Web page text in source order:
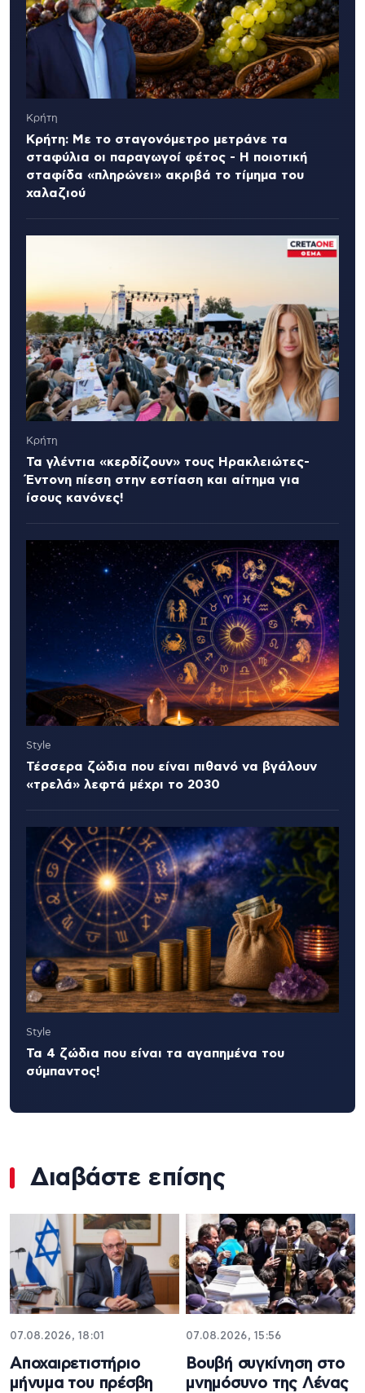
Κρήτη
Κρήτη: Με το σταγονόμετρο μετράνε τα
σταφύλια οι παραγωγοί φέτος - Η ποιοτική
σταφίδα «πληρώνει» ακριβά το τίμημα του
χαλαζιού
Κρήτη
Τα γλέντια «κερδίζουν» τους Ηρακλειώτες-
Έντονη πίεση στην εστίαση και αίτημα για
ίσους κανόνες!
Style
Τέσσερα ζώδια που είναι πιθανό να βγάλουν
«τρελά» λεφτά μέχρι το 2030
Style
Τα 4 ζώδια που είναι τα αγαπημένα του
σύμπαντος!
Διαβάστε επίσης
07.08.2026, 18:01
Αποχαιρετιστήριο
μήνυμα του πρέσβη
07.08.2026, 15:56
Βουβή συγκίνηση στο
μνημόσυνο της Λένας